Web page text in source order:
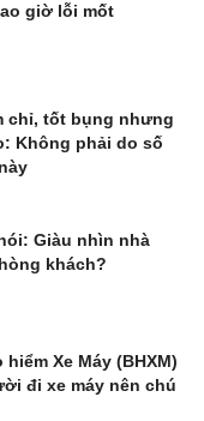
giờ lỗi mốt
chỉ, tốt bụng nhưng
Không phải do số
Giàu nhìn nhà
khách?
Xe Máy (BHXM)
đi xe máy nên chú